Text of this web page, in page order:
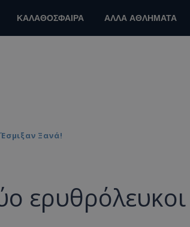
ΚΑΛΑΘΟΣΦΑΙΡΑ ΑΛΛΑ ΑΘΛΗΜΑΤΑ
Ξανά!
ερυθρόλευκοι